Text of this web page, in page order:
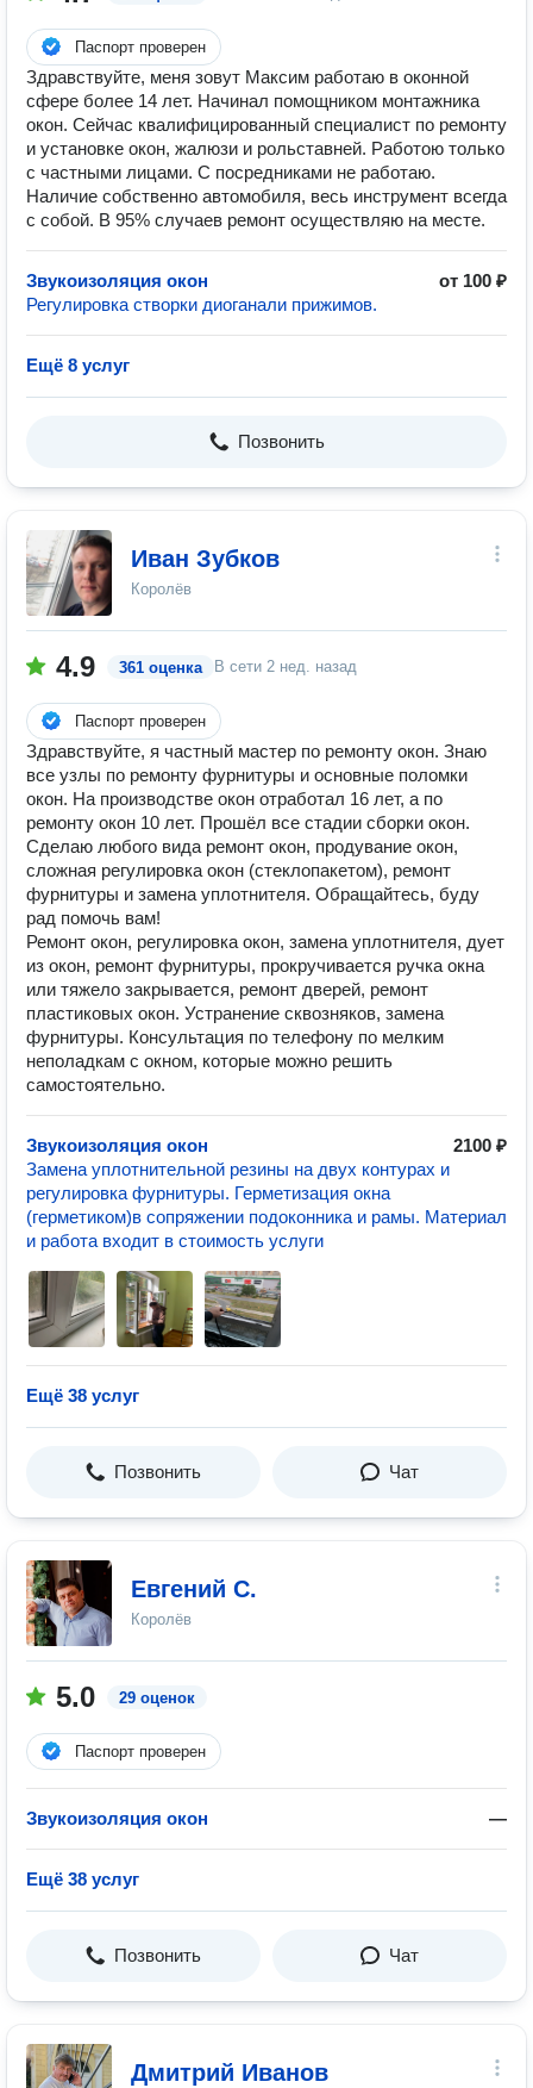
Паспорт проверен
Здравствуйте, меня зовут Максим работаю в оконной
сфере более 14 лет. Начинал помощником монтажника
окон. Сейчас квалифицированный специалист по ремонту
и установке окон, жалюзи и рольставней. Работою только
с частными лицами. С посредниками не работаю.
Наличие собственно автомобиля, весь инструмент всегда
с собой. В 95% случаев ремонт осуществляю на месте.
Звукоизоляция окон
от 100 ₽
Регулировка створки диоганали прижимов.
Ещё 8 услуг
Позвонить
Иван Зубков
Королёв
4.9 361 оценка В сети 2 нед. назад
Паспорт проверен
Здравствуйте, я частный мастер по ремонту окон. Знаю
все узлы по ремонту фурнитуры и основные поломки
окон. На производстве окон отработал 16 лет, а по
ремонту окон 10 лет. Прошёл все стадии сборки окон.
Сделаю любого вида ремонт окон, продувание окон,
сложная регулировка окон (стеклопакетом), ремонт
фурнитуры и замена уплотнителя. Обращайтесь, буду
рад помочь вам!
Ремонт окон, регулировка окон, замена уплотнителя, дует
из окон, ремонт фурнитуры, прокручивается ручка окна
или тяжело закрывается, ремонт дверей, ремонт
пластиковых окон. Устранение сквозняков, замена
фурнитуры. Консультация по телефону по мелким
неполадкам с окном, которые можно решить
самостоятельно.
Звукоизоляция окон
2100 ₽
Замена уплотнительной резины на двух контурах и
регулировка фурнитуры. Герметизация окна
(герметиком)в сопряжении подоконника и рамы. Материал
и работа входит в стоимость услуги
Ещё 38 услуг
Позвонить Чат
Евгений С.
Королёв
5.0 29 оценок
Паспорт проверен
Звукоизоляция окон —
Ещё 38 услуг
Позвонить Чат
Дмитрий Иванов